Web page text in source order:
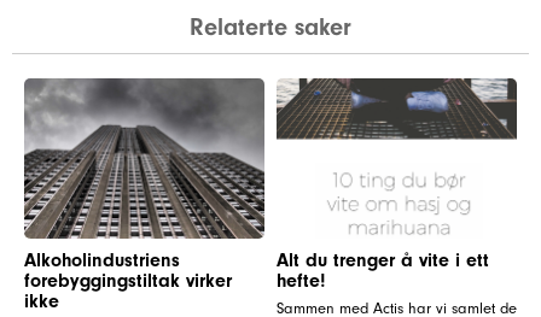
Relaterte saker
Alkoholindustriens
forebyggingstiltak virker
ikke
Alt du trenger å vite i ett
hefte!
Sammen med Actis har vi samlet de